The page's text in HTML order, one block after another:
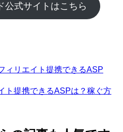
公式サイトはこちら
ィリエイト提携できるASP
ト提携できるASPは？稼ぐ方